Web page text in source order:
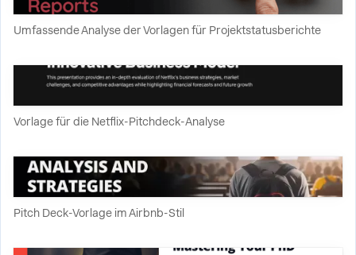
Umfassende Analyse der Vorlagen für Projektstatusberichte
Vorlage für die Netflix-Pitchdeck-Analyse
Pitch Deck-Vorlage im Airbnb-Stil